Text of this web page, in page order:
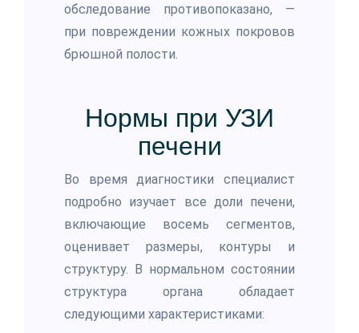
обследование противопоказано, —
при повреждении кожных покровов
брюшной полости.
Нормы при УЗИ
печени
Во время диагностики специалист
подробно изучает все доли печени,
включающие восемь сегментов,
оценивает размеры, контуры и
структуру. В нормальном состоянии
структура органа обладает
следующими характеристиками: